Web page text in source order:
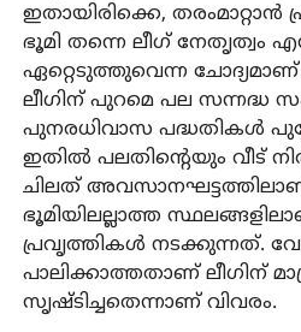
ഇതായിരിക്കെ, തരംമാറ്റാൻ
ഭൂമി തന്നെ ലീഗ് നേതൃത്വം
ഏറ്റെടുത്തുവെന്ന
ലീഗിന് പുറമെ പല സന്നദ്ധ
പുനരധിവാസ പദ്ധതികൾ
ഇതിൽ പലതിന്റെയും വീട്
ചിലത്
ഭൂമിയിലല്ലാത്ത
പ്രവൃത്തികൾ നടക്കുന്നത്.
പാലിക്കാത്തതാണ് ലീഗിന്
സൃഷ്ടിച്ചതെന്നാണ് വിവരം.